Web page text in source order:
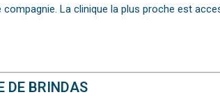
La clinique la plus proche est
DE BRINDAS